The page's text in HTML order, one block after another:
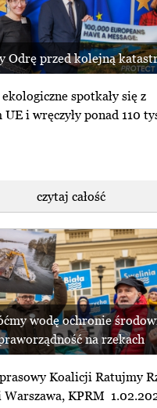
Odrę przed kolejną
spotkały się z
i wręczyły ponad 110
czytaj całość
wodę ochronie
na rzekach
Koalicji Ratujmy
Warszawa, KPRM